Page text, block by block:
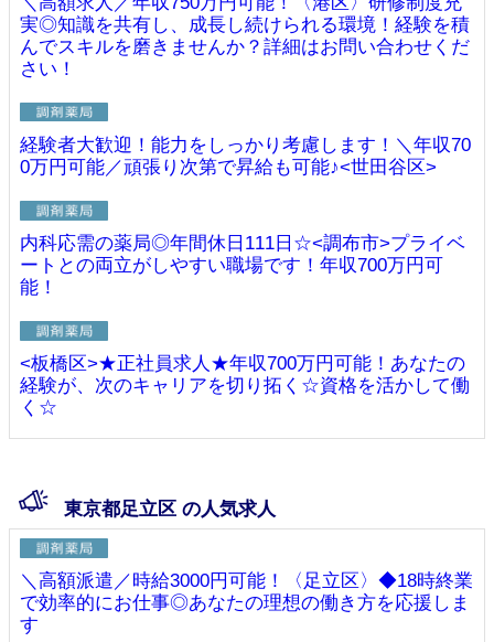
実◎知識を共有し、成長し続けられる環境！経験を積
んでスキルを磨きませんか？詳細はお問い合わせくだ
さい！
経験者大歓迎！能力をしっかり考慮します！＼年収70
0万円可能／頑張り次第で昇給も可能♪<世田谷区>
内科応需の薬局◎年間休日111日☆<調布市>プライベ
ートとの両立がしやすい職場です！年収700万円可
能！
<板橋区>★正社員求人★年収700万円可能！あなたの
経験が、次のキャリアを切り拓く☆資格を活かして働
く☆
東京都足立区 の人気求人
＼高額派遣／時給3000円可能！〈足立区〉◆18時終業
で効率的にお仕事◎あなたの理想の働き方を応援しま
す